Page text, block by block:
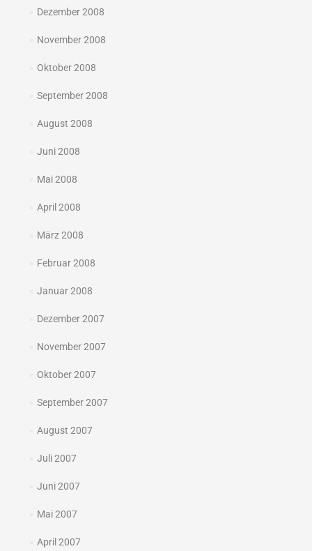
Dezember 2008
November 2008
Oktober 2008
September 2008
August 2008
Juni 2008
Mai 2008
April 2008
März 2008
Februar 2008
Januar 2008
Dezember 2007
November 2007
Oktober 2007
September 2007
August 2007
Juli 2007
Juni 2007
Mai 2007
April 2007